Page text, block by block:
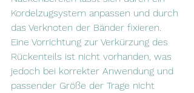
Kordelzugsystem anpassen und durch
das Verknoten der Bänder fixieren.
Eine Vorrichtung zur Verkürzung des
Rückenteils ist nicht vorhanden, was
jedoch bei korrekter Anwendung und
passender Größe der Trage nicht